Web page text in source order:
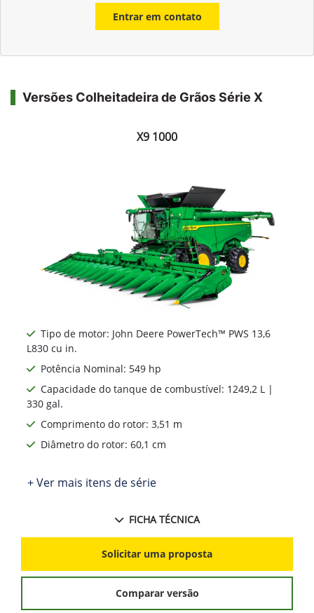
Entrar em contato
Versões Colheitadeira de Grãos Série X
X9 1000
Tipo de motor: John Deere PowerTech™ PWS 13,6
L830 cu in.
Potência Nominal: 549 hp
Capacidade do tanque de combustível: 1249,2 L |
330 gal.
Comprimento do rotor: 3,51 m
Diâmetro do rotor: 60,1 cm
+ Ver mais itens de série
FICHA TÉCNICA
Solicitar uma proposta
Comparar versão